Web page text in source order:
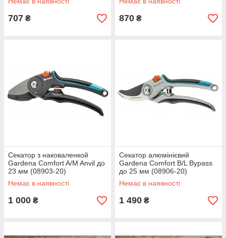
707 ₴ 870 ₴
Секатор з наковаленкой
Gardena Comfort A/M Anvil до
23 мм (08903-20)
Немає в наявності
1 000 ₴
Секатор алюмінієвий
Gardena Comfort B/L Bypass
до 25 мм (08906-20)
Немає в наявності
1 490 ₴